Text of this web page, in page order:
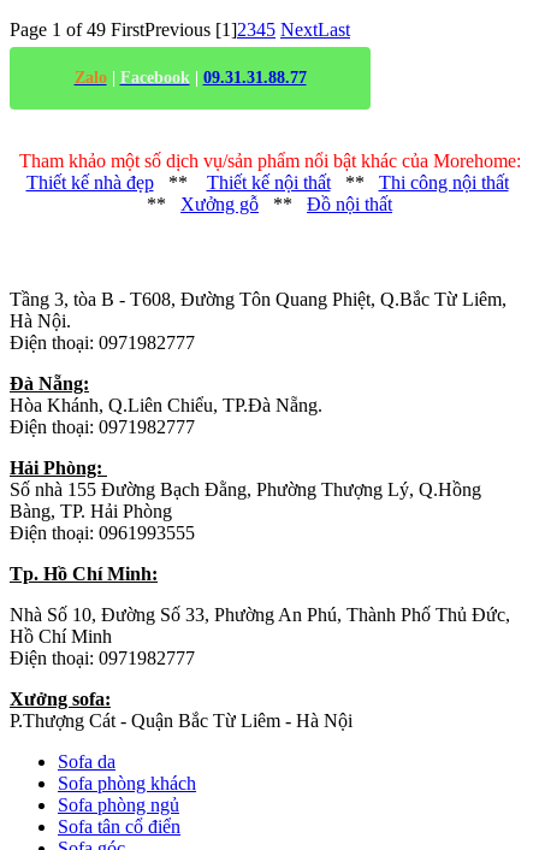
Page 1 of 49 FirstPrevious [1]2345 NextLast
Zalo| Facebook | 09.31.31.88.77
Tham khảo một số dịch vụ/sản phẩm nổi bật khác của Morehome:
Thiết kế nhà đẹp** Thiết kế nội thất** Thi công nội thất
** Xưởng gỗ ** Đồ nội thất
Tầng 3, tòa B - T608, Đường Tôn Quang Phiệt, Q.Bắc Từ Liêm,
Hà Nội.
Điện thoại: 0971982777
Đà Nẵng:
Hòa Khánh, Q.Liên Chiểu, TP.Đà Nẵng.
Điện thoại: 0971982777
Hải Phòng:
Số nhà 155 Đường Bạch Đằng, Phường Thượng Lý, Q.Hồng
Bàng, TP. Hải Phòng
Điện thoại: 0961993555
Tp. Hồ Chí Minh:
Nhà Số 10, Đường Số 33, Phường An Phú, Thành Phố Thủ Đức,
Hồ Chí Minh
Điện thoại: 0971982777
Xưởng sofa:
P.Thượng Cát - Quận Bắc Từ Liêm - Hà Nội
Sofa da
Sofa phòng khách
Sofa phòng ngủ
Sofa tân cổ điển